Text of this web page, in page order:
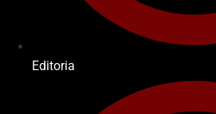
Editoria